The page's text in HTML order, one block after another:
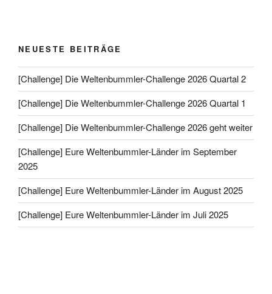
NEUESTE BEITRÄGE
[Challenge] Die Weltenbummler-Challenge 2026 Quartal 2
[Challenge] Die Weltenbummler-Challenge 2026 Quartal 1
[Challenge] Die Weltenbummler-Challenge 2026 geht weiter
[Challenge] Eure Weltenbummler-Länder im September
2025
[Challenge] Eure Weltenbummler-Länder im August 2025
[Challenge] Eure Weltenbummler-Länder im Juli 2025